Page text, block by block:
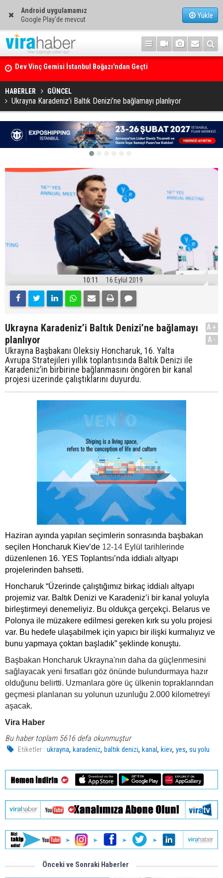
Android uygulamamız
Google Play'de mevcut
Yükle
Ege Denizi’nin En Büyük Mercan Ormanı
HABERLER GÜNCEL
Ukrayna Karadeniz’i Baltık Denizi’ne bağlamayı planlıyor
10:11 16 Eylül 2019
Ukrayna Karadeniz’i Baltık Denizi’ne bağlamayı
planlıyor
Ukrayna Başbakanı Oleksiy Honcharuk, 16. Yalta
Avrupa Stratejileri yıllık toplantısında Baltık Denizi ile
Karadeniz’in birbirine bağlanmasını öngören bir kanal
projesi üzerinde çalıştıklarını duyurdu.
A+
A-
Haziran ayında yapılan seçimlerin sonrasında başbakan
seçilen Honcharuk Kiev’de 12-14 Eylül tarihlerinde
düzenlenen 16. YES Toplantısı’nda iddialı altyapı
projelerinden bahsetti.
Honcharuk “Üzerinde çalıştığımız birkaç iddialı altyapı
projemiz var. Baltık Denizi ve Karadeniz’i bir kanal yoluyla
birleştirmeyi denemeliyiz. Bu oldukça gerçekçi. Belarus ve
Polonya ile müzakere edilmesi gereken kırk su yolu projesi
var. Bu hedefe ulaşabilmek için yapıcı bir ilişki kurmalıyız ve
bunu yapmaya çoktan başladık” şeklinde konuştu.
Başbakan Honcharuk Ukrayna'nın daha da güçlenmesini
sağlayacak yeni fırsatları göz önünde bulundurmaya hazır
olduğunu belirtti. Uzmanlara göre üç ülkenin topraklarından
geçmesi planlanan su yolunun uzunluğu 2.000 kilometreyi
aşacak.
Vira Haber
Bu haber toplam 5616 defa okunmuştur
Etiketler : ukrayna,karadeniz,baltık denizi,kanal,kiev,yes,su yolu
Önceki ve Sonraki Haberler